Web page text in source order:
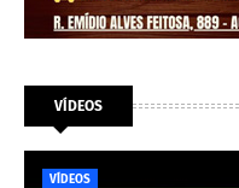
VÍDEOS
VÍDEOS